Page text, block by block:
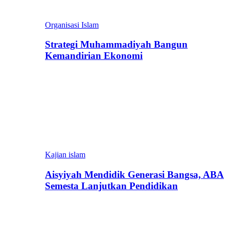
Organisasi Islam
Strategi Muhammadiyah Bangun
Kemandirian Ekonomi
Kajian islam
Aisyiyah Mendidik Generasi Bangsa, ABA
Semesta Lanjutkan Pendidikan